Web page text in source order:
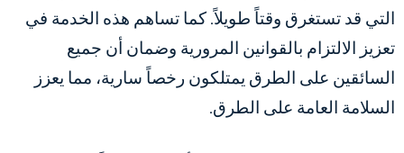
التي قد تستغرق وقتاً طويلاً. كما تساهم هذه الخدمة في
تعزيز الالتزام بالقوانين المرورية وضمان أن جميع
السائقين على الطرق يمتلكون رخصاً سارية، مما يعزز
السلامة العامة على الطرق.